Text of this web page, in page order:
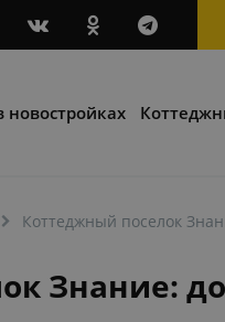
новостройках
Коттеджный поселок
Знание: